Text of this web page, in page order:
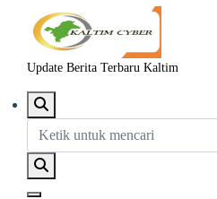
Update Berita Terbaru Kaltim